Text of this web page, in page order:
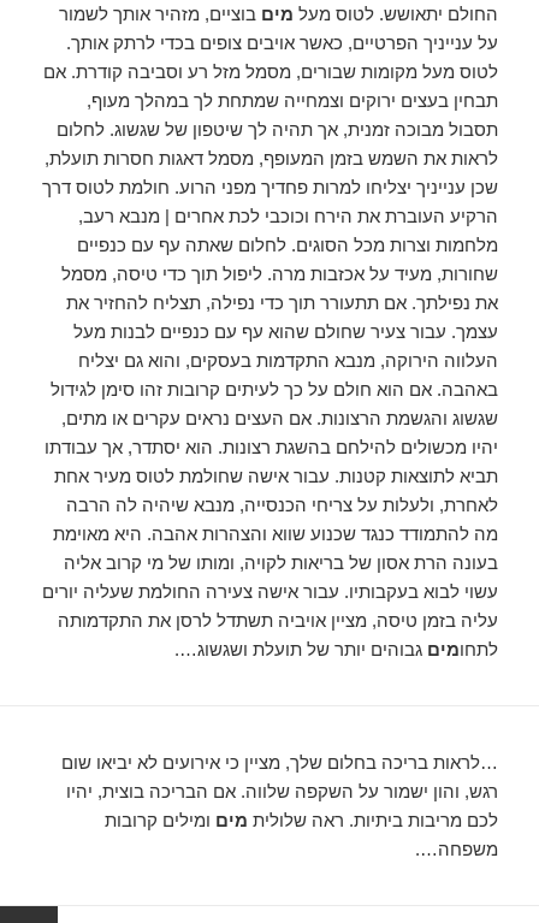
החולם יתאושש. לטוס מעל מים בוציים, מזהיר אותך לשמור
על ענייניך הפרטיים, כאשר אויבים צופים בכדי לרתק אותך.
לטוס מעל מקומות שבורים, מסמל מזל רע וסביבה קודרת. אם
תבחין בעצים ירוקים וצמחייה שמתחת לך במהלך מעוף,
תסבול מבוכה זמנית, אך תהיה לך שיטפון של שגשוג. לחלום
לראות את השמש בזמן המעופף, מסמל דאגות חסרות תועלת,
שכן ענייניך יצליחו למרות פחדיך מפני הרוע. חולמת לטוס דרך
הרקיע העוברת את הירח וכוכבי לכת אחרים | מנבא רעב,
מלחמות וצרות מכל הסוגים. לחלום שאתה עף עם כנפיים
שחורות, מעיד על אכזבות מרה. ליפול תוך כדי טיסה, מסמל
את נפילתך. אם תתעורר תוך כדי נפילה, תצליח להחזיר את
עצמך. עבור צעיר שחולם שהוא עף עם כנפיים לבנות מעל
העלווה הירוקה, מנבא התקדמות בעסקים, והוא גם יצליח
באהבה. אם הוא חולם על כך לעיתים קרובות זהו סימן לגידול
שגשוג והגשמת הרצונות. אם העצים נראים עקרים או מתים,
יהיו מכשולים להילחם בהשגת רצונות. הוא יסתדר, אך עבודתו
תביא לתוצאות קטנות. עבור אישה שחולמת לטוס מעיר אחת
לאחרת, ולעלות על צריחי הכנסייה, מנבא שיהיה לה הרבה
מה להתמודד כנגד שכנוע שווא והצהרות אהבה. היא מאוימת
בעונה הרת אסון של בריאות לקויה, ומותו של מי קרוב אליה
עשוי לבוא בעקבותיו. עבור אישה צעירה החולמת שעליה יורים
עליה בזמן טיסה, מציין אויביה תשתדל לרסן את התקדמותה
לתחומים גבוהים יותר של תועלת ושגשוג….
…לראות בריכה בחלום שלך, מציין כי אירועים לא יביאו שום
רגש, והון ישמור על השקפה שלווה. אם הבריכה בוצית, יהיו
לכם מריבות ביתיות. ראה שלולית מים ומילים קרובות
משפחה….